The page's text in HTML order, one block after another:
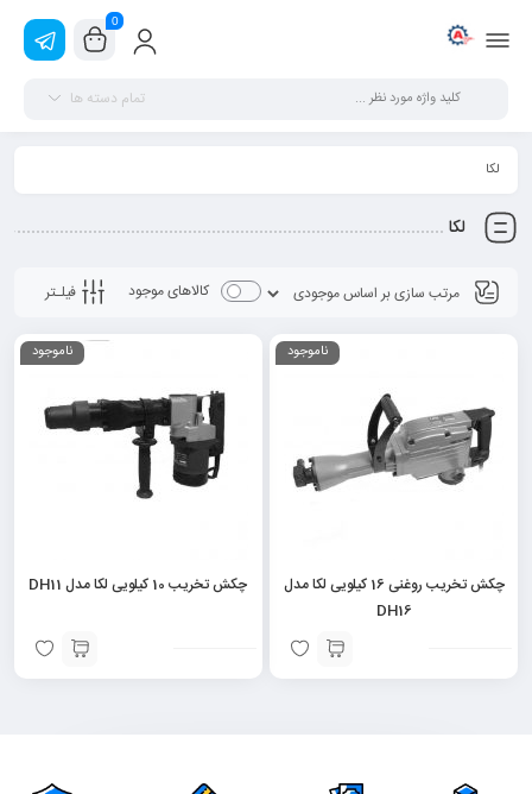
0
تمام دسته ها
لکا
لکا
فیلـتر کالاهای موجود
ناموجود
چکش تخریب روغنی 16 کیلویی لکا مدل
DH16
ناموجود
چکش تخریب 10 کیلویی لکا مدل DH11